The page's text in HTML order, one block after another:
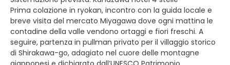
Prima colazione in ryokan, incontro con la guida locale e
breve visita del mercato Miyagawa dove ogni mattina le
contadine della valle vendono ortaggi e fiori freschi. A
seguire, partenza in pullman privato per il villaggio storico
di Shirakawa-go, adagiato nel cuore delle montagne